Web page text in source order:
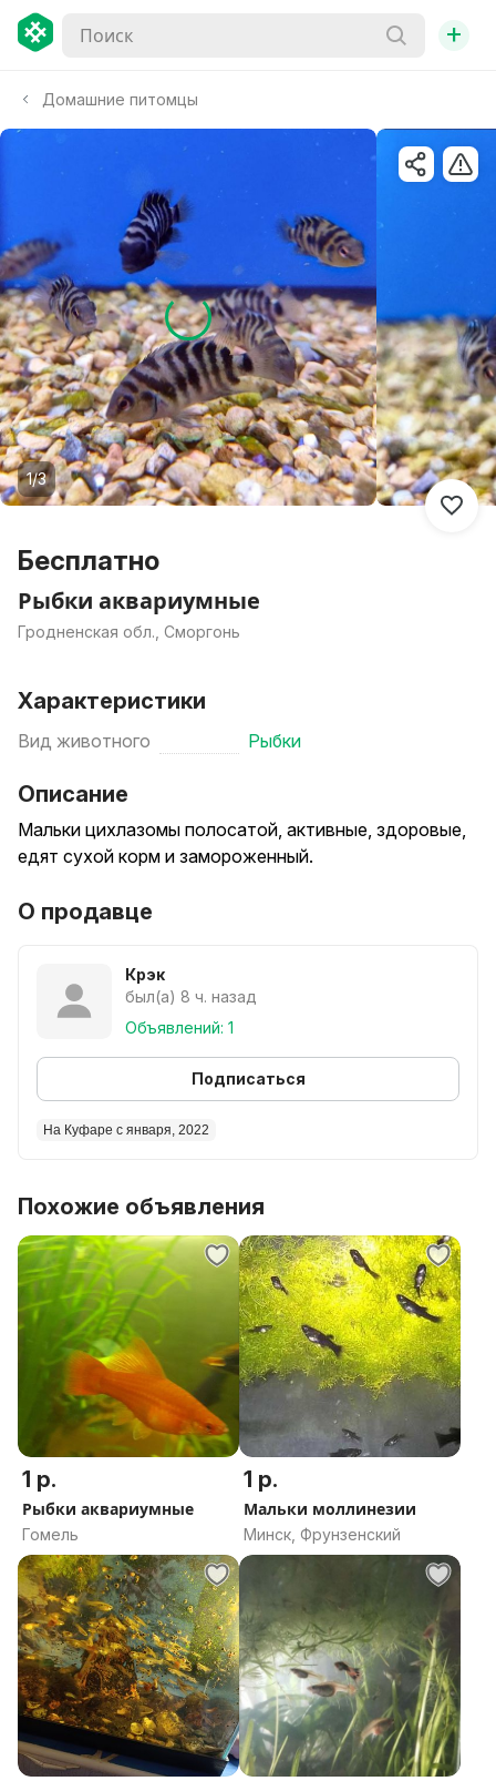
+
Домашние питомцы
1/3
Бесплатно
Рыбки аквариумные
Гродненская обл., Сморгонь
Характеристики
Вид животного Рыбки
Описание
Мальки цихлазомы полосатой, активные, здоровые,
едят сухой корм и замороженный.
О продавце
Крэк
был(а) 8 ч. назад
Объявлений: 1
Подписаться
На Куфаре с января, 2022
Похожие объявления
1 р.
Рыбки аквариумные
Гомель
1 р.
Мальки моллинезии
Минск, Фрунзенский